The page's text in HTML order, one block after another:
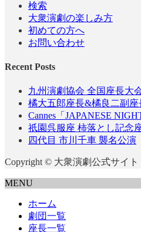
検索
大衆演劇の楽しみ方
初めての方へ
お問い合わせ
Recent Posts
九州演劇協会 全国座長大
橘大五郎座長&橘良二副
Cannes「JAPANESE
祇園呉服座 柿落とし記念
四代目 市川千車 襲名公演
Copyright © 大衆演劇公式サイト
MENU
ホーム
劇団一覧
座長一覧